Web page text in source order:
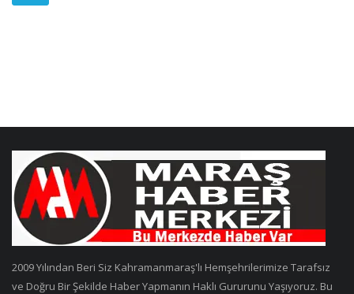
2009 Yılından Beri Siz Kahramanmaraş'lı Hemşehrilerimize Tarafsız
ve Doğru Bir Şekilde Haber Yapmanın Haklı Gururunu Yaşıyoruz. Bu